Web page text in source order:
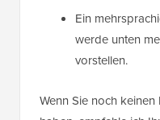
Ein
werde unten
vorstellen.
Wenn Sie noch